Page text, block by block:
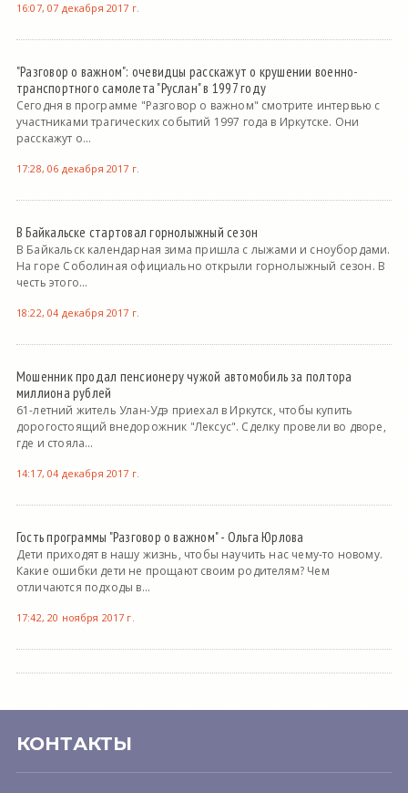
16:07, 07 декабря 2017 г.
"Разговор о важном": очевидцы расскажут о крушении военно-
транспортного самолета "Руслан" в 1997 году
Сегодня в программе "Разговор о важном" смотрите интервью с
участниками трагических событий 1997 года в Иркутске. Они
расскажут о...
17:28, 06 декабря 2017 г.
В Байкальске стартовал горнолыжный сезон
В Байкальск календарная зима пришла с лыжами и сноубордами.
На горе Соболиная официально открыли горнолыжный сезон. В
честь этого...
18:22, 04 декабря 2017 г.
Мошенник продал пенсионеру чужой автомобиль за полтора
миллиона рублей
61-летний житель Улан-Удэ приехал в Иркутск, чтобы купить
дорогостоящий внедорожник "Лексус". Сделку провели во дворе,
где и стояла...
14:17, 04 декабря 2017 г.
Гость программы "Разговор о важном" - Ольга Юрлова
Дети приходят в нашу жизнь, чтобы научить нас чему-то новому.
Какие ошибки дети не прощают своим родителям? Чем
отличаются подходы в...
17:42, 20 ноября 2017 г.
КОНТАКТЫ